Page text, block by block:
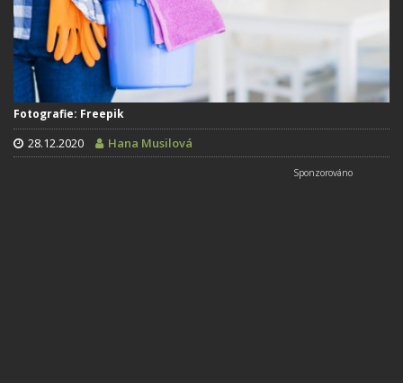
Fotografie: Freepik
28.12.2020 Hana Musilová